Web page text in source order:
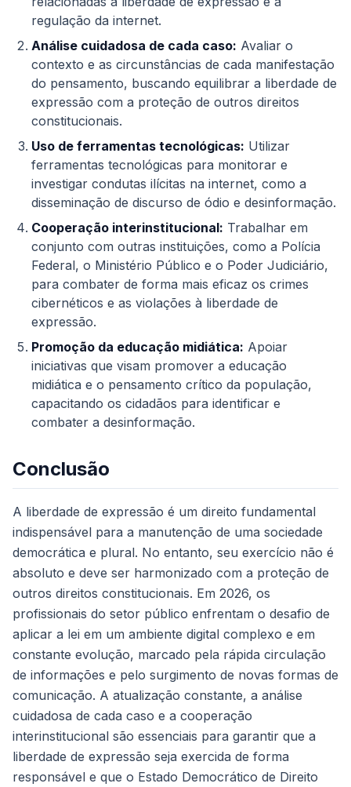
regulação da internet.
Análise cuidadosa de cada caso: Avaliar o
contexto e as circunstâncias de cada manifestação
do pensamento, buscando equilibrar a liberdade de
expressão com a proteção de outros direitos
constitucionais.
Uso de ferramentas tecnológicas: Utilizar
ferramentas tecnológicas para monitorar e
investigar condutas ilícitas na internet, como a
disseminação de discurso de ódio e desinformação.
Cooperação interinstitucional: Trabalhar em
conjunto com outras instituições, como a Polícia
Federal, o Ministério Público e o Poder Judiciário,
para combater de forma mais eficaz os crimes
cibernéticos e as violações à liberdade de
expressão.
Promoção da educação midiática: Apoiar
iniciativas que visam promover a educação
midiática e o pensamento crítico da população,
capacitando os cidadãos para identificar e
combater a desinformação.
Conclusão
A liberdade de expressão é um direito fundamental
indispensável para a manutenção de uma sociedade
democrática e plural. No entanto, seu exercício não é
absoluto e deve ser harmonizado com a proteção de
outros direitos constitucionais. Em 2026, os
profissionais do setor público enfrentam o desafio de
aplicar a lei em um ambiente digital complexo e em
constante evolução, marcado pela rápida circulação
de informações e pelo surgimento de novas formas de
comunicação. A atualização constante, a análise
cuidadosa de cada caso e a cooperação
interinstitucional são essenciais para garantir que a
liberdade de expressão seja exercida de forma
responsável e que o Estado Democrático de Direito